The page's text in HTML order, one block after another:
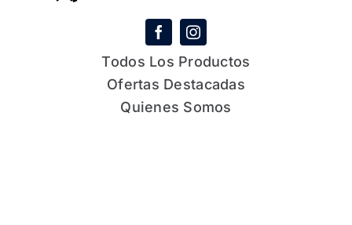
Todos Los Productos
Ofertas Destacadas
Quienes Somos